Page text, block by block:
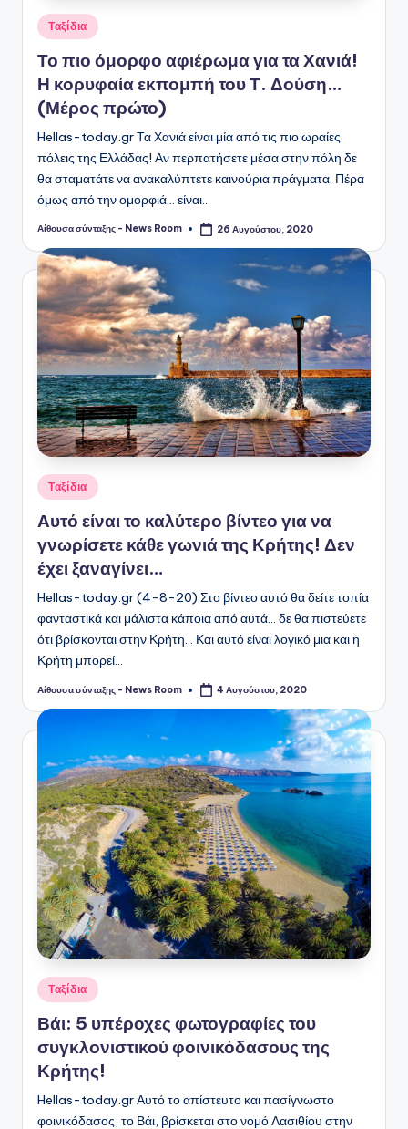
Αναρτήθηκε
σε
Ταξίδια
Το πιο όμορφο αφιέρωμα για τα Χανιά!
Η κορυφαία εκπομπή του Τ. Δούση…
(Μέρος πρώτο)
Hellas-today.gr Τα Χανιά είναι μία από τις πιο ωραίες
πόλεις της Ελλάδας! Αν περπατήσετε μέσα στην πόλη δε
θα σταματάτε να ανακαλύπτετε καινούρια πράγματα. Πέρα
όμως από την ομορφιά... είναι…
Συγγραφέας:
Αίθουσα σύνταξης - News Room 26 Αυγούστου, 2020
Αναρτήθηκε
σε
Ταξίδια
Αυτό είναι το καλύτερο βίντεο για να
γνωρίσετε κάθε γωνιά της Κρήτης! Δεν
έχει ξαναγίνει…
Hellas-today.gr (4-8-20) Στο βίντεο αυτό θα δείτε τοπία
φανταστικά και μάλιστα κάποια από αυτά... δε θα πιστεύετε
ότι βρίσκονται στην Κρήτη... Και αυτό είναι λογικό μια και η
Κρήτη μπορεί…
Συγγραφέας:
Αίθουσα σύνταξης - News Room 4 Αυγούστου, 2020
Αναρτήθηκε
σε
Ταξίδια
Βάι: 5 υπέροχες φωτογραφίες του
συγκλονιστικού φοινικόδασους της
Κρήτης!
Hellas-today.gr Αυτό το απίστευτο και πασίγνωστο
φοινικόδασος, το Βάι, βρίσκεται στο νομό Λασιθίου στην